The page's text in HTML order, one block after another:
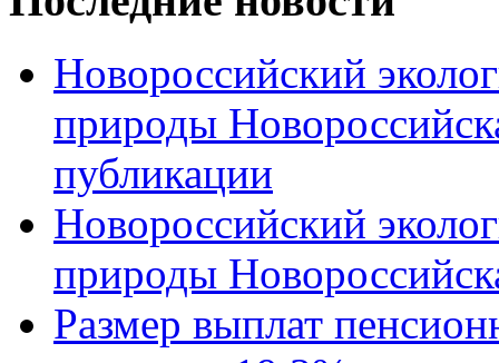
Новороссийский
природы
публикации
Новороссийский
природы
Размер выплат